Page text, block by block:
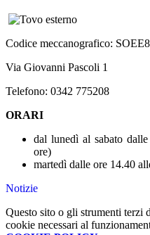
Codice meccanografico:
Via Giovanni Pascoli 1
Telefono: 0342 775208
ORARI
dal lunedì al sabato
ore)
martedì dalle ore 14.40
Notizie
Questo sito o gli strumenti terzi
cookie necessari al